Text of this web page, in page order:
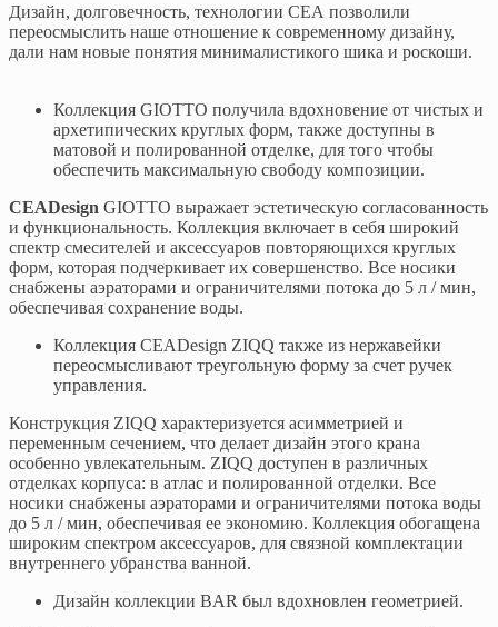
Дизайн, долговечность, технологии СЕА позволили
переосмыслить наше отношение к современному дизайну,
дали нам новые понятия минималистикого шика и роскоши.
Коллекция GIOTTO получила вдохновение от чистых и
архетипических круглых форм, также доступны в
матовой и полированной отделке, для того чтобы
обеспечить максимальную свободу композиции.
CEADesign GIOTTO выражает эстетическую согласованность
и функциональность. Коллекция включает в себя широкий
спектр смесителей и аксессуаров повторяющихся круглых
форм, которая подчеркивает их совершенство. Все носики
снабжены аэраторами и ограничителями потока до 5 л / мин,
обеспечивая сохранение воды.
Коллекция CEADesign ZIQQ также из нержавейки
переосмысливают треугольную форму за счет ручек
управления.
Конструкция ZIQQ характеризуется асимметрией и
переменным сечением, что делает дизайн этого крана
особенно увлекательным. ZIQQ доступен в различных
отделках корпуса: в атлас и полированной отделки. Все
носики снабжены аэраторами и ограничителями потока воды
до 5 л / мин, обеспечивая ее экономию. Коллекция обогащена
широким спектром аксессуаров, для связной комплектации
внутреннего убранства ванной.
Дизайн коллекции BAR был вдохновлен геометрией.